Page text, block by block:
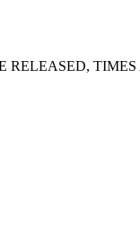
RELEASED,